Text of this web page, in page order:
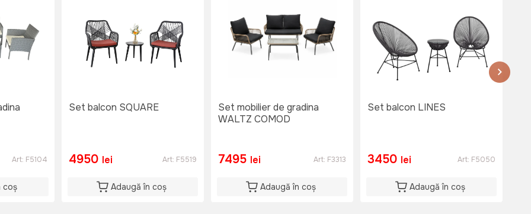
Art: F5104
coș
Set balcon SQUARE
4950 lei Art: F5519
Adaugă în coș
Set mobilier de gradina
WALTZ COMOD
7495 lei Art: F3313
Adaugă în coș
Set balcon LINES
3450 lei Art: F5050
Adaugă în coș